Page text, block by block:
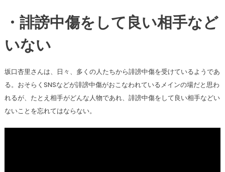
・誹謗中傷をして良い相手など
いない
坂口杏里さんは、日々、多くの人たちから誹謗中傷を受けているようであ
る。おそらくSNSなどが誹謗中傷がおこなわれているメインの場だと思わ
れるが、たとえ相手がどんな人物であれ、誹謗中傷をして良い相手などい
ないことを忘れてはならない。